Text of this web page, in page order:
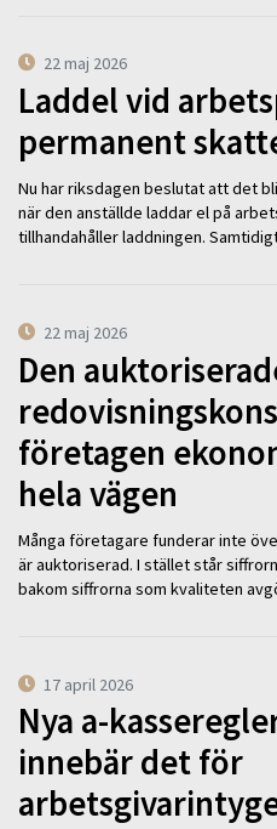
22 maj 2026
Laddel vid
permanent
Nu har riksdagen beslutat att det
när den anställde laddar el på
tillhandahåller laddningen.
22 maj 2026
Den
företagen
hela vägen
Många företagare funderar inte
är auktoriserad. I stället står
bakom siffrorna som kvaliteten
17 april 2026
Nya a-
innebär det för